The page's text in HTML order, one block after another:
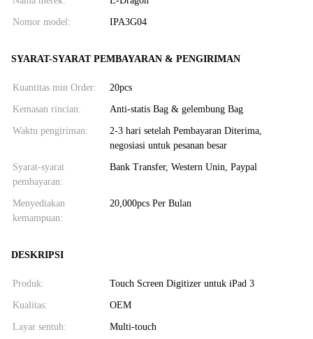
Nomor model: IPA3G04
SYARAT-SYARAT PEMBAYARAN & PENGIRIMAN
Kuantitas min Order: 20pcs
Kemasan rincian: Anti-statis Bag & gelembung Bag
Waktu pengiriman:
2-3 hari setelah Pembayaran Diterima,
negosiasi untuk pesanan besar
Syarat-syarat
pembayaran:
Bank Transfer, Western Unin, Paypal
Menyediakan
kemampuan:
20,000pcs Per Bulan
DESKRIPSI
Produk: Touch Screen Digitizer untuk iPad 3
Kualitas: OEM
Layar sentuh: Multi-touch